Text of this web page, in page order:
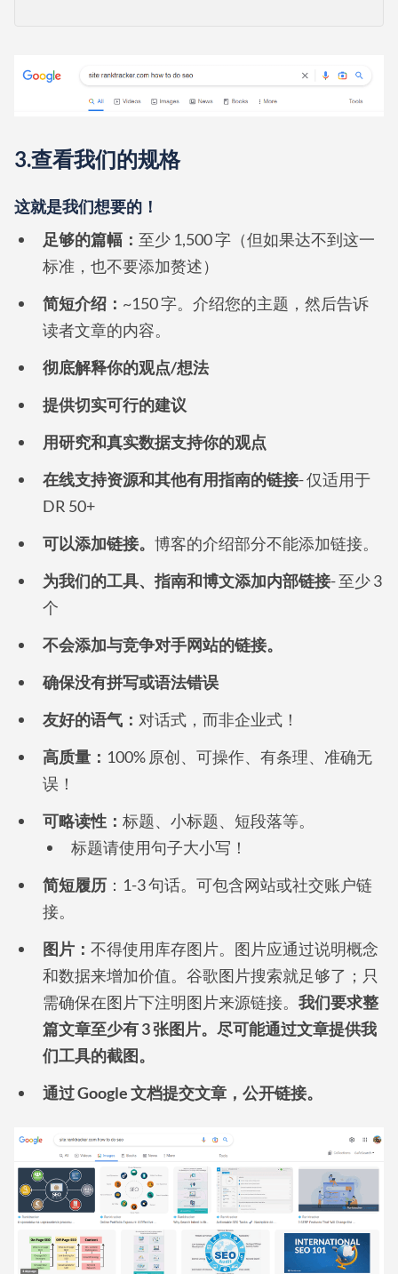
3.查看我们的规格
这就是我们想要的！
足够的篇幅： 至少 1,500 字（但如果达不到这一
标准，也不要添加赘述）
简短介绍： ~150 字。介绍您的主题，然后告诉
读者文章的内容。
彻底解释你的观点/想法
提供切实可行的建议
用研究和真实数据支持你的观点
在线支持资源和其他有用指南的链接- 仅适用于
DR 50+
可以添加链接。 博客的介绍部分不能添加链接。
为我们的工具、指南和博文添加内部链接- 至少 3
个
不会添加与竞争对手网站的链接。
确保没有拼写或语法错误
友好的语气： 对话式，而非企业式！
高质量： 100% 原创、可操作、有条理、准确无
误！
可略读性： 标题、小标题、短段落等。
标题请使用句子大小写！
简短履历 ：1-3 句话。可包含网站或社交账户链
接。
图片： 不得使用库存图片。图片应通过说明概念
和数据来增加价值。谷歌图片搜索就足够了；只
需确保在图片下注明图片来源链接。 我们要求整
篇文章至少有 3 张图片。尽可能通过文章提供我
们工具的截图。
通过 Google 文档提交文章，公开链接。